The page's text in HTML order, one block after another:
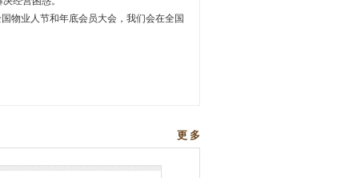
物业人节和年底会员大会，我们会在全国
更 多